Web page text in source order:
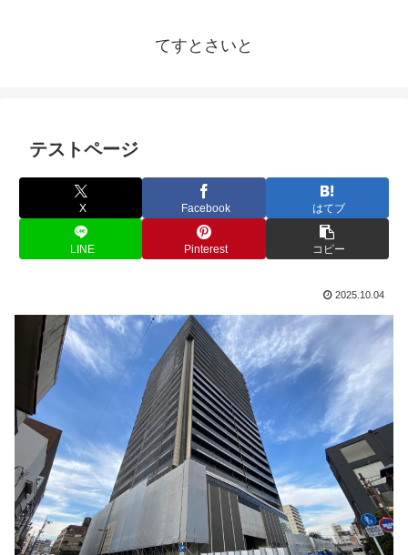
てすとさいと
テストページ
X Facebook はてブ
LINE Pinterest コピー
2025.10.04